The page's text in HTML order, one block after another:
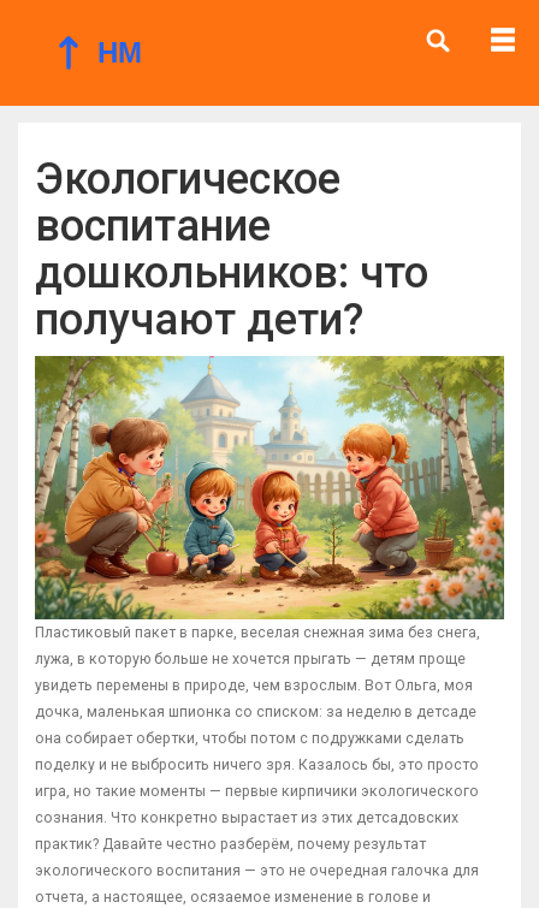
Экологическое
воспитание
дошкольников: что
получают дети?
Пластиковый пакет в парке, веселая снежная зима без снега,
лужа, в которую больше не хочется прыгать — детям проще
увидеть перемены в природе, чем взрослым. Вот Ольга, моя
дочка, маленькая шпионка со списком: за неделю в детсаде
она собирает обертки, чтобы потом с подружками сделать
поделку и не выбросить ничего зря. Казалось бы, это просто
игра, но такие моменты — первые кирпичики экологического
сознания. Что конкретно вырастает из этих детсадовских
практик? Давайте честно разберём, почему результат
экологического воспитания — это не очередная галочка для
отчета, а настоящее, осязаемое изменение в голове и